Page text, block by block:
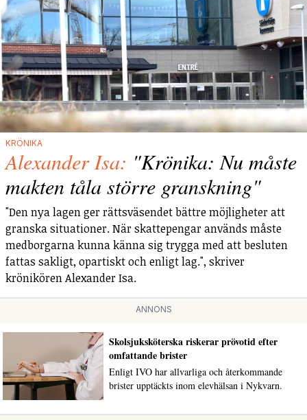
KRÖNIKA
Alexander Isa: "Krönika: Nu måste
makten tåla större granskning"
"Den nya lagen ger rättsväsendet bättre möjligheter att
granska situationer. När skattepengar används måste
medborgarna kunna känna sig trygga med att besluten
fattas sakligt, opartiskt och enligt lag.", skriver
krönikören Alexander Isa.
ANNONS
Skolsjuksköterska riskerar prövotid efter
omfattande brister
Enligt IVO har allvarliga och återkommande
brister upptäckts inom elevhälsan i Nykvarn.